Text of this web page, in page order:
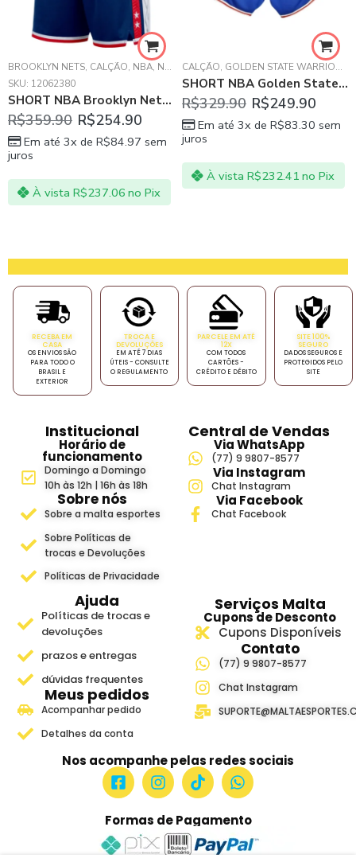
MASCULINO ,NBA, NBA SILK
BROOKLYN NETS, CALÇÃO, NBA, NBA SILK ,SHORT,SHORT NBA
SKU: 12062380
SHORT NBA Brooklyn Nets Swingman Azul
R$359.90 R$254.90
Em até 3x de R$84.97 sem
juros
À vista R$237.06 no Pix
CALÇÃO, GOLDEN STATE WARRIORS
SHORT NBA Golden State Warriors 75 ANOS Azul – MASCULINO
R$329.90 R$249.90
Em até 3x de R$83.30 sem
juros
À vista R$232.41 no Pix
RECEBA EM
CASA
OS ENVIOS SÃO
PARA TODO O
BRASIL E
EXTERIOR
TROCA E
DEVOLUÇÕES
EM ATÉ 7 DIAS
ÚTEIS - CONSULTE
O REGULAMENTO
PARCELE EM ATÉ
12X
COM TODOS
CARTÕES -
CRÉDITO E DÉBITO
SITE 100%
SEGURO
DADOS SEGUROS E
PROTEGIDOS PELO
SITE
Institucional
Horário de
funcionamento
Domingo a Domingo
10h às 12h | 16h às 18h
Sobre nós
Sobre a malta esportes
Sobre Políticas de
trocas e Devoluções
Políticas de Privacidade
Central de Vendas
Via WhatsApp
(77) 9 9807-8577
Via Instagram
Chat Instagram
Via Facebook
Chat Facebook
Ajuda
Políticas de trocas e
devoluções
prazos e entregas
dúvidas frequentes
Meus pedidos
Acompanhar pedido
Detalhes da conta
Serviços Malta
Cupons de Desconto
Cupons Disponíveis
Contato
(77) 9 9807-8577
Chat Instagram
Nos acompanhe pelas redes sociais
Formas de Pagamento